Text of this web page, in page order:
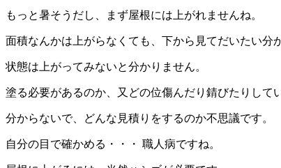
もっと暑そうだし、まず屋根には上がれませんね。
面積なんかは上がらなくても、下から見てだいたい分
状態は上がってみないと分かりません。
塗る必要があるのか、又どの位傷んだり錆びたりして
分からないで、どんな見積りをするのか不思議です。
自分の目で確かめる・・・ 職人病ですね。